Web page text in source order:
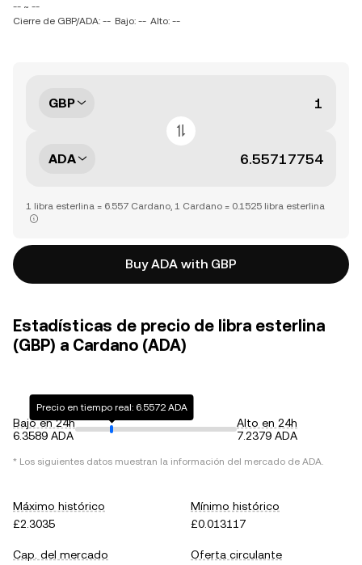
-- ~ --
Cierre de GBP/ADA: -- Bajo: -- Alto: --
GBP
ADA
1 libra esterlina = 6.557 Cardano, 1 Cardano = 0.1525 libra esterlina
Buy ADA with GBP
Estadísticas de precio de libra esterlina
(GBP) a Cardano (ADA)
Bajo en 24h
6.3589 ADA
Precio en tiempo real: 6.5572 ADA
Alto en 24h
7.2379 ADA
* Los siguientes datos muestran la información del mercado de ADA.
Máximo histórico
£2.3035
Mínimo histórico
£0.013117
Cap. del mercado
Oferta circulante